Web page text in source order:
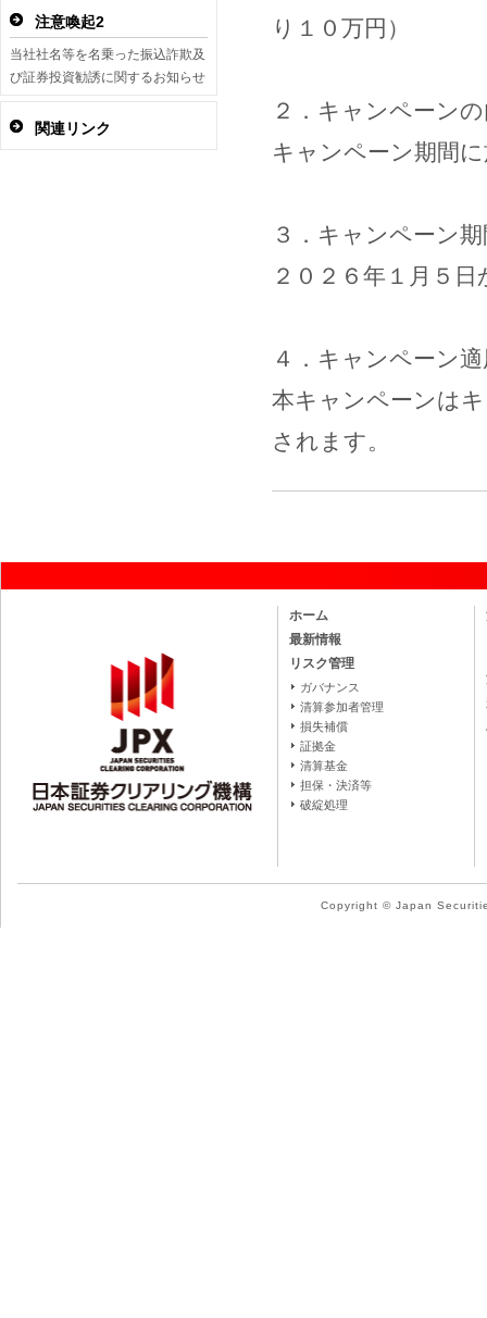
り１０万円）
２．キャンペーン
キャンペーン期間
３．キャンペーン
２０２６年１月５
４．キャンペーン
本キャンペーンは
されます。
注意喚起2
当社社名等を名乗った振込詐欺及
び証券投資勧誘に関するお知らせ
関連リンク
ホーム
最新情報
リスク管理
ガバナンス
清算参加者管理
損失補償
証拠金
清算基金
担保・決済等
破綻処理
Copyright © Japan